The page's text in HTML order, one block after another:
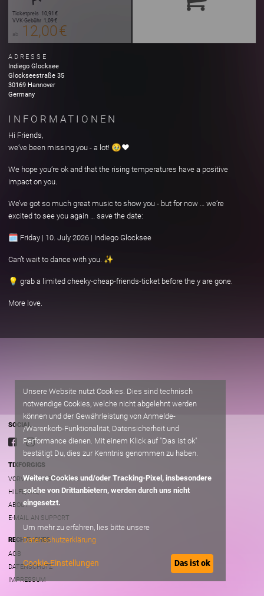
Ticketpreis 10,91 €
VVK-Gebühr 1,09 €
ab 12,00 €
ADRESSE
Indiego Glocksee
Glockseestraße 35
30169 Hannover
Germany
INFORMATIONEN
Hi Friends,
we‘ve been missing you - a lot! 🥹❤️
We hope you‘re ok and that the rising temperatures have a positive
impact on you.
We’ve got so much great music to show you - but for now … we‘re
excited to see you again … save the date:
🗓️ Friday | 10. July 2026 | Indiego Glocksee
Can’t wait to dance with you. ✨
💡 grab a limited cheeky-cheap-friends-ticket before the y are gone.
More love.
SOCIAL
TIXFORGIGS
VORVERKAUFSSTELLEN
HILFE/FAQ
ABOUT
E-MAIL AN SUPPORT
RECHTLICHES
AGB
DATENSCHUTZ
IMPRESSUM
Unsere Website nutzt Cookies. Dies sind technisch
notwendige Cookies, welche nicht abgelehnt werden
können und der Gewährleistung von Anmelde-
/Warenkorb-Funktionalität, Datensicherheit und
Performance dienen. Mit einem Klick auf "Das ist ok"
bestätigt Du, dies zur Kenntnis genommen zu haben.
Weitere Cookies und/oder Tracking-Pixel, insbesondere
solche von Drittanbietern, werden durch uns nicht
eingesetzt.
Um mehr zu erfahren, lies bitte unsere
Datenschutzerklärung
Cookie-Einstellungen Das ist ok